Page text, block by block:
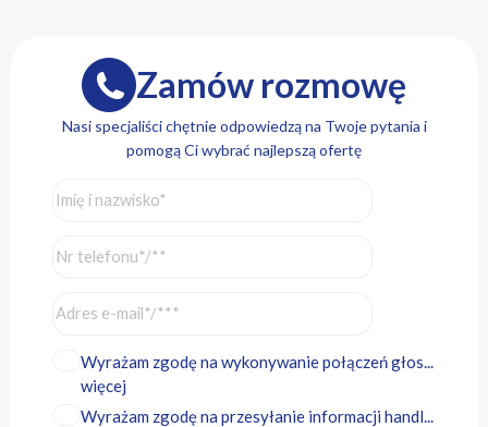
Zamów rozmowę
Nasi specjaliści chętnie odpowiedzą na Twoje pytania i
pomogą Ci wybrać najlepszą ofertę
Wyrażam zgodę na wykonywanie połączeń głos...
więcej
Wyrażam zgodę na przesyłanie informacji handl...